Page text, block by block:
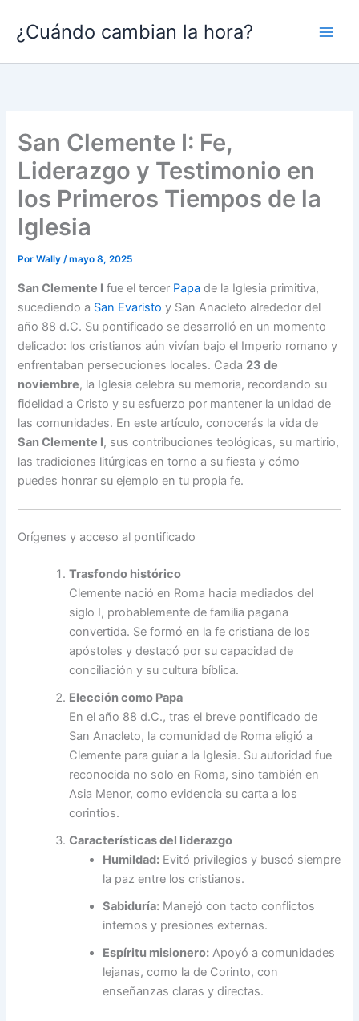
contenido
¿Cuándo cambian la hora?
San Clemente I: Fe,
Liderazgo y Testimonio en
los Primeros Tiempos de la
Iglesia
PorWally/mayo 8, 2025
San Clemente I fue el tercer Papa de la Iglesia primitiva,
sucediendo a San Evaristo y San Anacleto alrededor del
año 88 d.C. Su pontificado se desarrolló en un momento
delicado: los cristianos aún vivían bajo el Imperio romano y
enfrentaban persecuciones locales. Cada 23 de
noviembre, la Iglesia celebra su memoria, recordando su
fidelidad a Cristo y su esfuerzo por mantener la unidad de
las comunidades. En este artículo, conocerás la vida de
San Clemente I, sus contribuciones teológicas, su martirio,
las tradiciones litúrgicas en torno a su fiesta y cómo
puedes honrar su ejemplo en tu propia fe.
Orígenes y acceso al pontificado
Trasfondo histórico
Clemente nació en Roma hacia mediados del
siglo I, probablemente de familia pagana
convertida. Se formó en la fe cristiana de los
apóstoles y destacó por su capacidad de
conciliación y su cultura bíblica.
Elección como Papa
En el año 88 d.C., tras el breve pontificado de
San Anacleto, la comunidad de Roma eligió a
Clemente para guiar a la Iglesia. Su autoridad fue
reconocida no solo en Roma, sino también en
Asia Menor, como evidencia su carta a los
corintios.
Características del liderazgo
Humildad: Evitó privilegios y buscó siempre
la paz entre los cristianos.
Sabiduría: Manejó con tacto conflictos
internos y presiones externas.
Espíritu misionero: Apoyó a comunidades
lejanas, como la de Corinto, con
enseñanzas claras y directas.